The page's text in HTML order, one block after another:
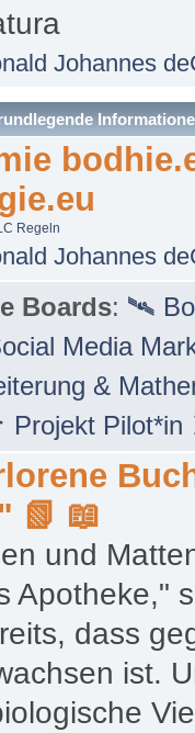
Johannes
Regeln
Johannes
Boards: 🛰
Media
&
Projekt
📗 📖
und
Apotheke,"
dass
ist.